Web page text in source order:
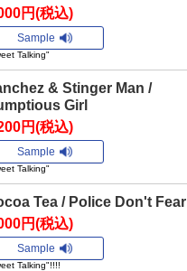
円(税込)
Sample
Talking"
& Stinger Man /
Girl
円(税込)
Sample
Talking"
Tea / Police Don't Fear
円(税込)
Sample
Talking"!!!!